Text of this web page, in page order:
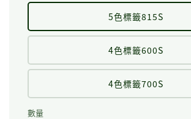
5色標籤815S
4色標籤600S
4色標籤700S
數量